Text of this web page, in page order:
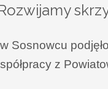
Sosnowcu
z